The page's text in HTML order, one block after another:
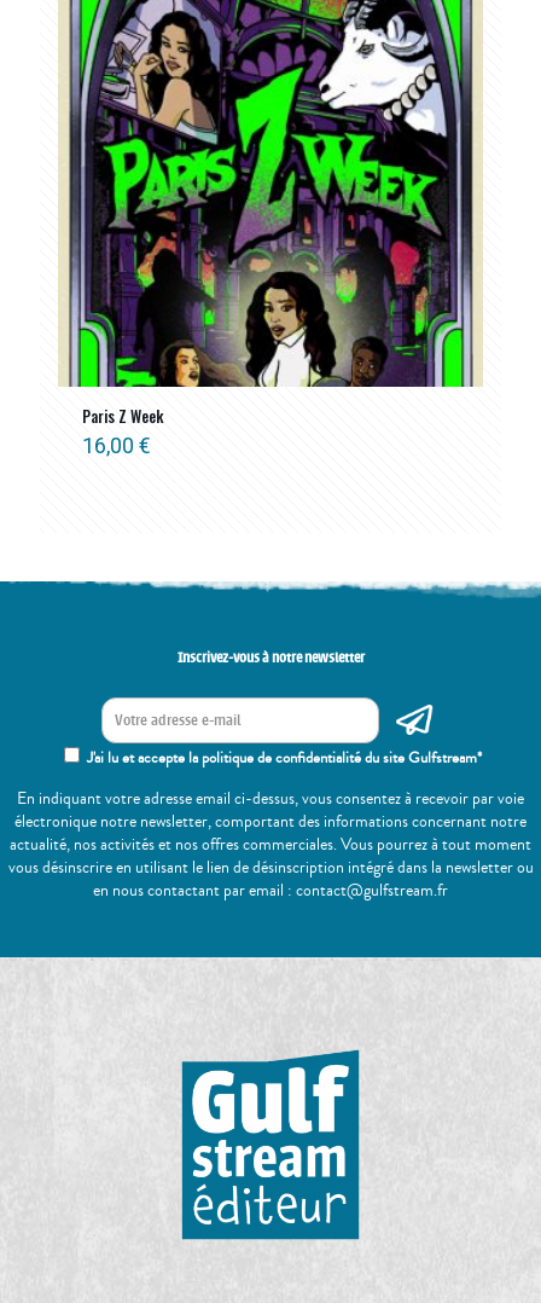
Paris Z Week
16,00 €
Inscrivez-vous à notre newsletter
J'ai lu et accepte la politique de confidentialité du site Gulfstream*
En indiquant votre adresse email ci-dessus, vous consentez à recevoir par voie
électronique notre newsletter, comportant des informations concernant notre
actualité, nos activités et nos offres commerciales. Vous pourrez à tout moment
vous désinscrire en utilisant le lien de désinscription intégré dans la newsletter ou
en nous contactant par email : contact@gulfstream.fr